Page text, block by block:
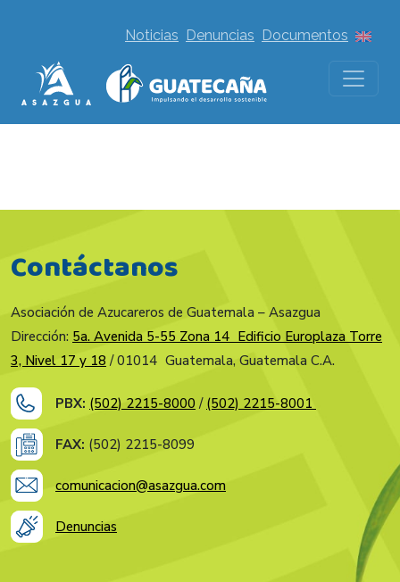
Noticias Denuncias Documentos
Contáctanos
Asociación de Azucareros de Guatemala – Asazgua
Dirección: 5a. Avenida 5-55 Zona 14 Edificio Europlaza Torre
3, Nivel 17 y 18 / 01014 Guatemala, Guatemala C.A.
PBX: (502) 2215-8000 / (502) 2215-8001
FAX: (502) 2215-8099
comunicacion@asazgua.com
Denuncias